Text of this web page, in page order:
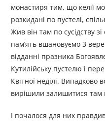
монастиря тим, що келії
розкидані по пустелі,
Жив він там по сусідству
пам’ять вшановуємо 3
відданні празника
Кутилійську пустелю і
Квітної неділі.
вирішили залишитися там
І почалося для них